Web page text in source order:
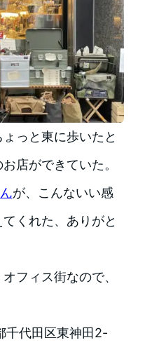
っと東に歩いたと
店ができていた。
が、こんないい感
くれた、ありがと
フィス街なので、
代田区東神田2-